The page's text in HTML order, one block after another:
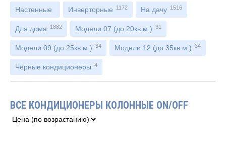
Настенные Инверторные 1172 На дачу 1516
Для дома 1882 Модели 07 (до 20кв.м.) 31
Модели 09 (до 25кв.м.) 34 Модели 12 (до 35кв.м.) 34
Чёрные кондиционеры 4
ВСЕ КОНДИЦИОНЕРЫ КОЛОННЫЕ ON/OFF